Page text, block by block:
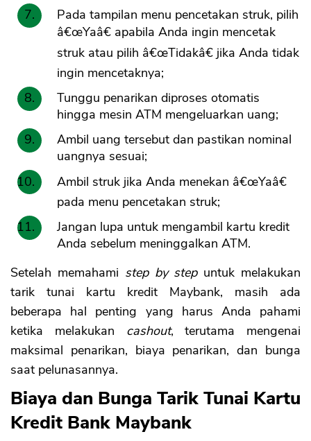
Pada tampilan menu pencetakan struk, pilih
â€œYaâ€ apabila Anda ingin mencetak
struk atau pilih â€œTidakâ€ jika Anda tidak
ingin mencetaknya;
Tunggu penarikan diproses otomatis
hingga mesin ATM mengeluarkan uang;
Ambil uang tersebut dan pastikan nominal
uangnya sesuai;
Ambil struk jika Anda menekan â€œYaâ€
pada menu pencetakan struk;
Jangan lupa untuk mengambil kartu kredit
Anda sebelum meninggalkan ATM.
Setelah memahami step by step untuk melakukan
tarik tunai kartu kredit Maybank, masih ada
beberapa hal penting yang harus Anda pahami
ketika melakukan cashout, terutama mengenai
maksimal penarikan, biaya penarikan, dan bunga
saat pelunasannya.
Biaya dan Bunga Tarik Tunai Kartu
Kredit Bank Maybank